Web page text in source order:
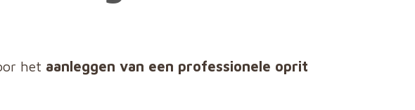
het aanleggen van een professionele oprit